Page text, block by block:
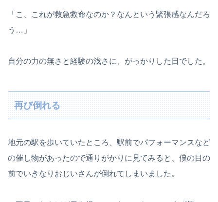
「こ、これが救急救命なのか？なんという緊張感なんだろ
う…」
自分の力の無さと経験の浅さに、がっかりした日でした。
再び倒れる
地元の駅を歩いていたところ、駅前でパフォーマンスなど
の催し物があったので通りがかりに見てみると、僕の目の
前でいきなりおじいさんが倒れてしまいました。